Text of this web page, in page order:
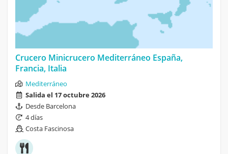
Crucero Minicrucero Mediterráneo España,
Francia, Italia
Mediterráneo
Salida el 17 octubre 2026
Desde Barcelona
4 días
Costa Fascinosa